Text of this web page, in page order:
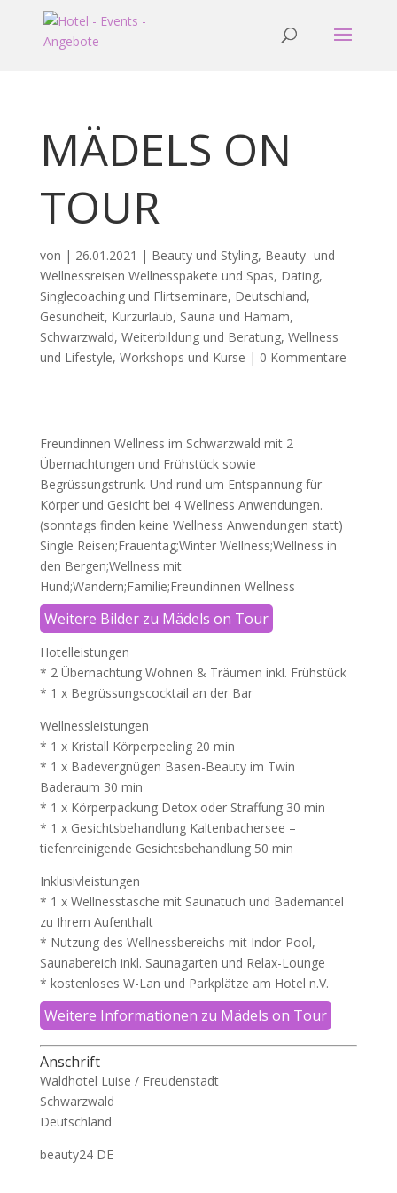
MÄDELS ON
TOUR
von | 26.01.2021 | Beauty und Styling, Beauty- und
Wellnessreisen Wellnesspakete und Spas, Dating,
Singlecoaching und Flirtseminare, Deutschland,
Gesundheit, Kurzurlaub, Sauna und Hamam,
Schwarzwald, Weiterbildung und Beratung, Wellness
und Lifestyle, Workshops und Kurse | 0 Kommentare
Freundinnen Wellness im Schwarzwald mit 2
Übernachtungen und Frühstück sowie
Begrüssungstrunk. Und rund um Entspannung für
Körper und Gesicht bei 4 Wellness Anwendungen.
(sonntags finden keine Wellness Anwendungen statt)
Single Reisen;Frauentag;Winter Wellness;Wellness in
den Bergen;Wellness mit
Hund;Wandern;Familie;Freundinnen Wellness
Weitere Bilder zu Mädels on Tour
Hotelleistungen
* 2 Übernachtung Wohnen & Träumen inkl. Frühstück
* 1 x Begrüssungscocktail an der Bar
Wellnessleistungen
* 1 x Kristall Körperpeeling 20 min
* 1 x Badevergnügen Basen-Beauty im Twin
Baderaum 30 min
* 1 x Körperpackung Detox oder Straffung 30 min
* 1 x Gesichtsbehandlung Kaltenbachersee –
tiefenreinigende Gesichtsbehandlung 50 min
Inklusivleistungen
* 1 x Wellnesstasche mit Saunatuch und Bademantel
zu Ihrem Aufenthalt
* Nutzung des Wellnessbereichs mit Indor-Pool,
Saunabereich inkl. Saunagarten und Relax-Lounge
* kostenloses W-Lan und Parkplätze am Hotel n.V.
Weitere Informationen zu Mädels on Tour
Anschrift
Waldhotel Luise / Freudenstadt
Schwarzwald
Deutschland
beauty24 DE